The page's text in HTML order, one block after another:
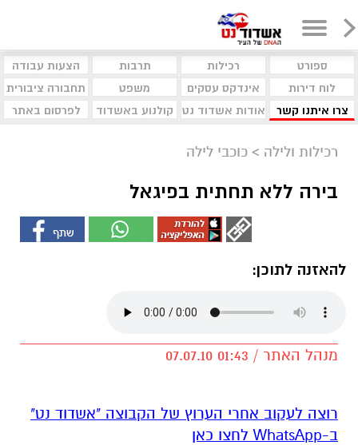
ספורט רכילות תרבות
הצעות עבודה
לוח דירות
אינדקס עסקים משפט
תחבורה ציבורית
צרו איתנו קשר
אודות אשדוד נט קולנוע באשדוד לפרסום באתר
רכילות ולילה > כוכבי לילה
בירה ללא תחתית בפיגאל
להאזנה לתוכן:
מנהל האתר / 01:43 07.07.10
רוצה לעקוב אחרי הערוץ של הקבוצה "אשדוד נט"
ב-WhatsApp לחצו כאן